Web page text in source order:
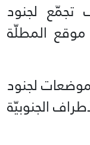
استهداف تجمّع لجنود
المطلّة
تموضعات لجنود
الجنوبيّة